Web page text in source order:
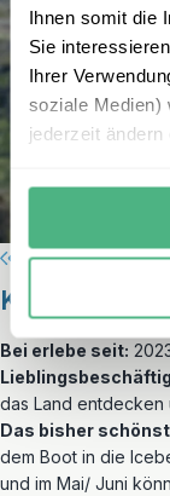
Ihnen somit die
Sie
Ihrer
soziale Medien)
jederzeit
Kanada
Bei erlebe seit:
das Land entdecken
Das bisher
dem Boot in die
und im Mai/ Juni